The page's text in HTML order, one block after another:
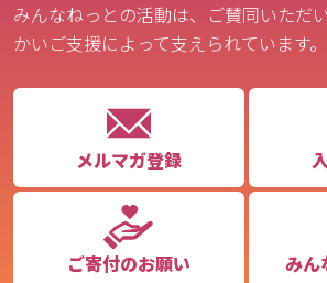
みんなねっとの活動は、ご賛同いただ
かいご支援によって支えられています。
メルマガ登録
ご寄付のお願い みん